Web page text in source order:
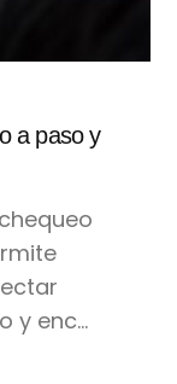
a paso y
y enc…